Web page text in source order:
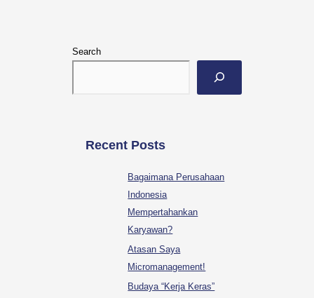
Search
Recent Posts
Bagaimana Perusahaan
Indonesia
Mempertahankan
Karyawan?
Atasan Saya
Micromanagement!
Budaya “Kerja Keras”